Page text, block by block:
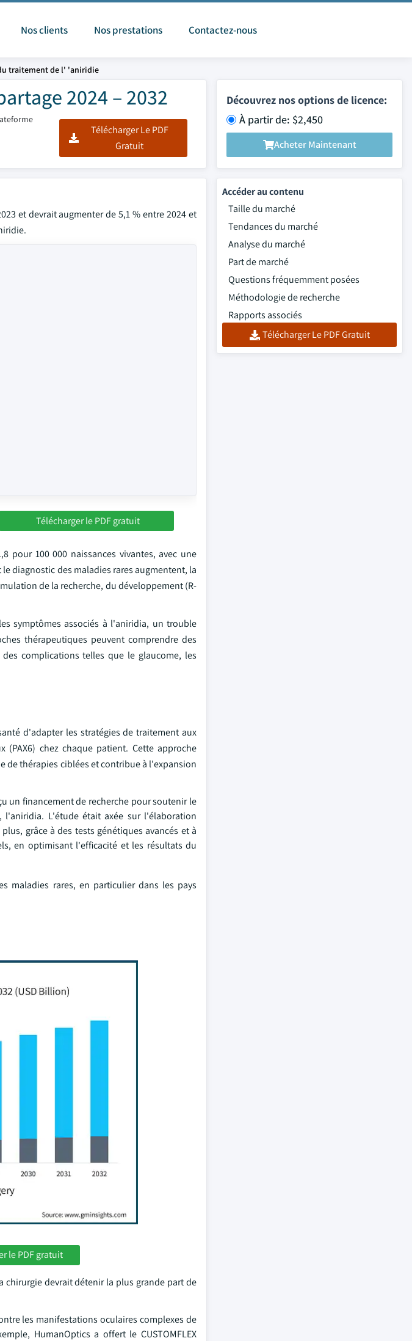
Nos clients Nos prestations Contactez-nous
traitement de l' 'aniridie
2024 – 2032
Télécharger Le PDF
Gratuit
Découvrez nos options de licence:
À partir de: $2,450
Acheter Maintenant
et devrait augmenter de 5,1 % entre 2024 et
Télécharger le PDF gratuit
pour 100 000 naissances vivantes, avec une
le diagnostic des maladies rares augmentent, la
de la recherche, du développement (R-
symptômes associés à l'aniridia, un trouble
thérapeutiques peuvent comprendre des
complications telles que le glaucome, les
d'adapter les stratégies de traitement aux
chez chaque patient. Cette approche
de thérapies ciblées et contribue à l'expansion
un financement de recherche pour soutenir le
L'étude était axée sur l'élaboration
grâce à des tests génétiques avancés et à
en optimisant l'efficacité et les résultats du
maladies rares, en particulier dans les pays
le PDF gratuit
chirurgie devrait détenir la plus grande part de
les manifestations oculaires complexes de
HumanOptics a offert le CUSTOMFLEX
Accéder au contenu
Taille du marché
Tendances du marché
Analyse du marché
Part de marché
Questions fréquemment posées
Méthodologie de recherche
Rapports associés
Télécharger Le PDF Gratuit